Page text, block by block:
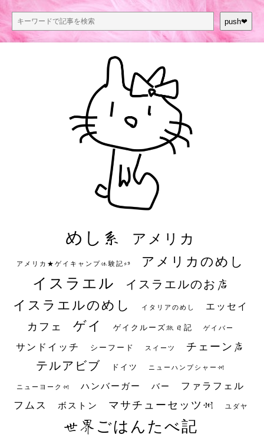
push❤︎
めし系 アメリカ
アメリカ★ゲイキャンプ体験記S3 アメリカのめし
イスラエル イスラエルのお店
イスラエルのめし イタリアのめし エッセイ
カフェ ゲイ ゲイクルーズ旅日記 ゲイバー
サンドイッチ シーフード スイーツ チェーン店
テルアビブ ドイツ ニューハンプシャー州
ニューヨーク州 ハンバーガー バー ファラフェル
フムス ボストン マサチューセッツ州 ユダヤ
世界ごはんたべ記